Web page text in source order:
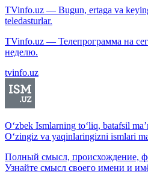
TVinfo.uz — Bugun, ertaga va
teledasturlar.
TVinfo.uz — Телепрограмма на
неделю.
tvinfo.uz
O‘zbek Ismlarning to‘liq, batafsil
O‘zingiz va yaqinlaringizni ismlari
Полный смысл, происхождение,
Узнайте смысл своего имени и